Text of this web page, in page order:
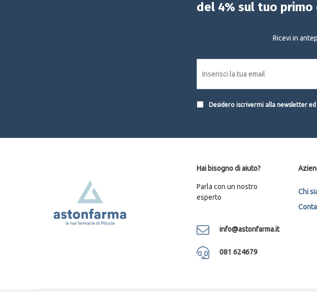
del 4% sul tuo primo
Ricevi in
Desidero iscrivermi alla newsletter
Hai bisogno di aiuto?
Parla con un nostro
esperto
info@astonfarma.it
081 624679
Chi